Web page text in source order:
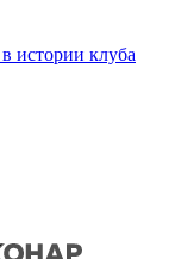
истории клуба